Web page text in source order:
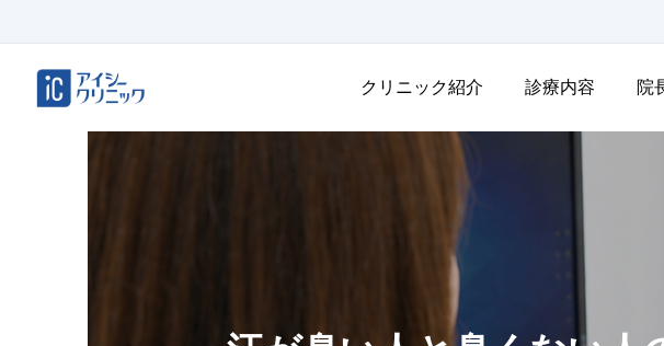
クリニック紹介 診療内容 院